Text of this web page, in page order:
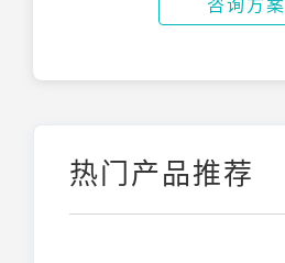
热门产品推荐